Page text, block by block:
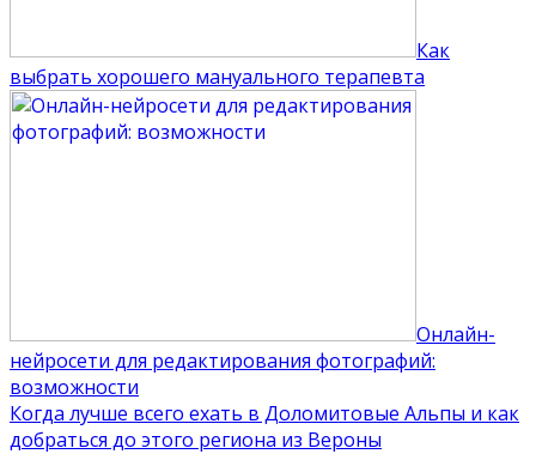
Как
выбрать хорошего мануального терапевта
Онлайн-
нейросети для редактирования фотографий:
возможности
Когда лучше всего ехать в Доломитовые Альпы и как
добраться до этого региона из Вероны